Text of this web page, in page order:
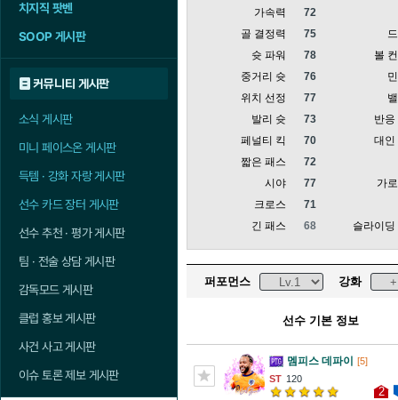
치지직 팟벤
SOOP 게시판
커뮤니티 게시판
소식 게시판
미니 페이스온 게시판
득템 · 강화 자랑 게시판
선수 카드 장터 게시판
선수 추천 · 평가 게시판
팀 · 전술 상담 게시판
감독모드 게시판
클럽 홍보 게시판
사건 사고 게시판
이슈 토론 제보 게시판
가속력
72
골 결정력
75
슛 파워
78
중거리 슛
76
위치 선정
77
발리 슛
73
페널티 킥
70
짧은 패스
72
시야
77
크로스
71
긴 패스
68
볼
반응
대인
가
슬라이딩
퍼포먼스 강화
선수 기본 정보
멤피스 데파이
[5]
120
2